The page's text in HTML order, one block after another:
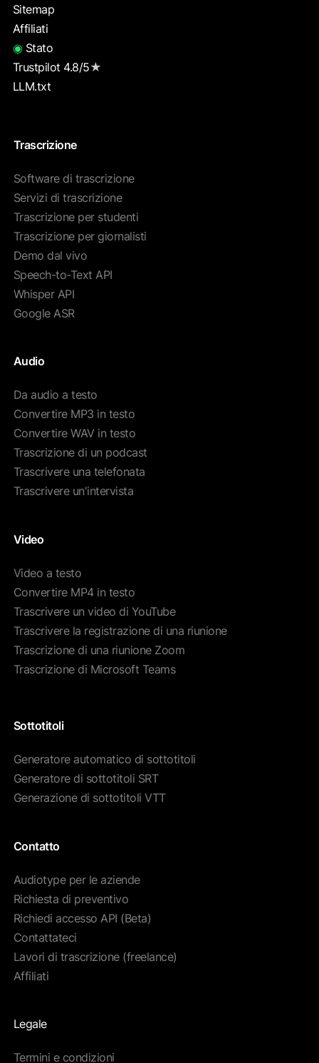
Sitemap
Affiliati
◉ Stato
Trustpilot 4.8/5★
LLM.txt
Trascrizione
Software di trascrizione
Servizi di trascrizione
Trascrizione per studenti
Trascrizione per giornalisti
Demo dal vivo
Speech-to-Text API
Whisper API
Google ASR
Audio
Da audio a testo
Convertire MP3 in testo
Convertire WAV in testo
Trascrizione di un podcast
Trascrivere una telefonata
Trascrivere un'intervista
Video
Video a testo
Convertire MP4 in testo
Trascrivere un video di YouTube
Trascrivere la registrazione di una riunione
Trascrizione di una riunione Zoom
Trascrizione di Microsoft Teams
Sottotitoli
Generatore automatico di sottotitoli
Generatore di sottotitoli SRT
Generazione di sottotitoli VTT
Contatto
Audiotype per le aziende
Richiesta di preventivo
Richiedi accesso API (Beta)
Contattateci
Lavori di trascrizione (freelance)
Affiliati
Legale
Termini e condizioni